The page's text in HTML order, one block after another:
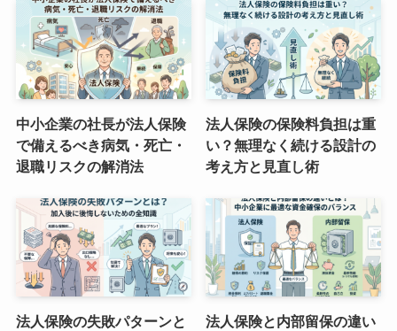
中小企業の社長が法人保険
で備えるべき病気・死亡・
退職リスクの解消法
法人保険の保険料負担は重
い？無理なく続ける設計の
考え方と見直し術
法人保険の失敗パターンと
法人保険と内部留保の違い